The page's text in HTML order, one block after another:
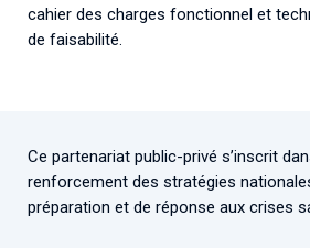
cahier des charges fonctionnel et
de faisabilité.
Ce partenariat public-privé s’inscrit
renforcement des stratégies
préparation et de réponse aux crises